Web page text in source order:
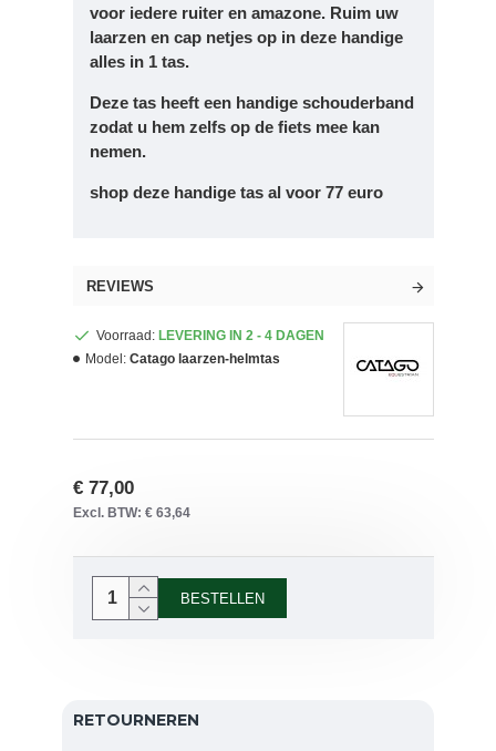
voor iedere ruiter en amazone. Ruim uw
laarzen en cap netjes op in deze handige
alles in 1 tas.
Deze tas heeft een handige schouderband
zodat u hem zelfs op de fiets mee kan
nemen.
shop deze handige tas al voor 77 euro
REVIEWS
Voorraad: LEVERING IN 2 - 4 DAGEN
Model: Catago laarzen-helmtas
€ 77,00
Excl. BTW: € 63,64
BESTELLEN
RETOURNEREN